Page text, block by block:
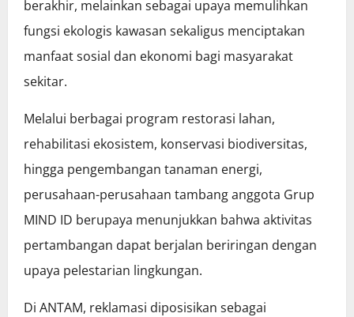
berakhir, melainkan sebagai upaya memulihkan
fungsi ekologis kawasan sekaligus menciptakan
manfaat sosial dan ekonomi bagi masyarakat
sekitar.
Melalui berbagai program restorasi lahan,
rehabilitasi ekosistem, konservasi biodiversitas,
hingga pengembangan tanaman energi,
perusahaan-perusahaan tambang anggota Grup
MIND ID berupaya menunjukkan bahwa aktivitas
pertambangan dapat berjalan beriringan dengan
upaya pelestarian lingkungan.
Di ANTAM, reklamasi diposisikan sebagai